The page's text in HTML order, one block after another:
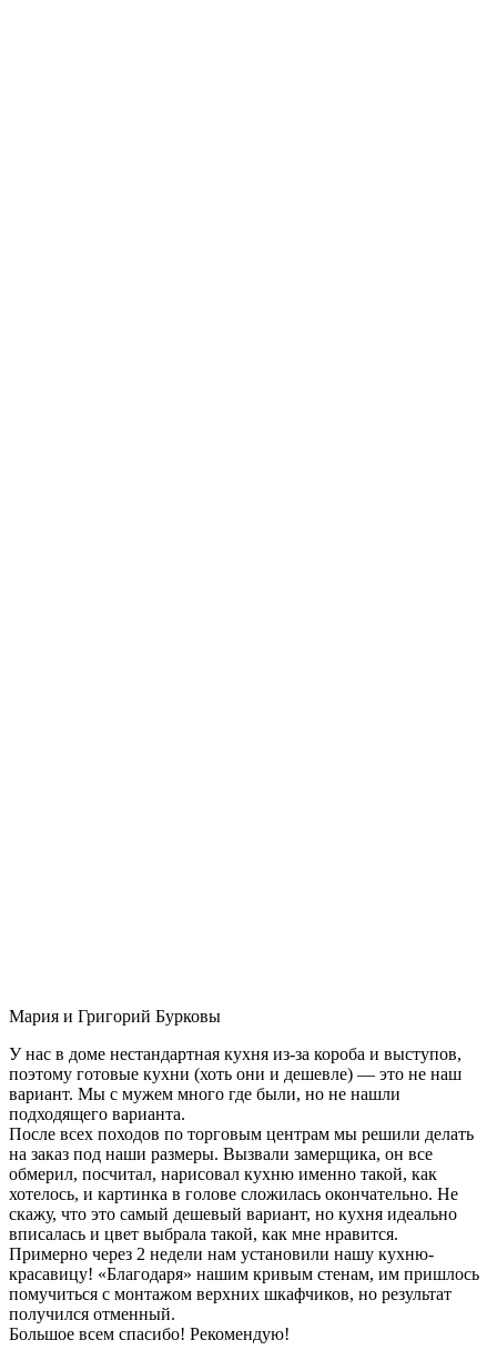
Мария и Григорий Бурковы
У нас в доме нестандартная кухня из-за короба и выступов,
поэтому готовые кухни (хоть они и дешевле) — это не наш
вариант. Мы с мужем много где были, но не нашли
подходящего варианта.
После всех походов по торговым центрам мы решили делать
на заказ под наши размеры. Вызвали замерщика, он все
обмерил, посчитал, нарисовал кухню именно такой, как
хотелось, и картинка в голове сложилась окончательно. Не
скажу, что это самый дешевый вариант, но кухня идеально
вписалась и цвет выбрала такой, как мне нравится.
Примерно через 2 недели нам установили нашу кухню-
красавицу! «Благодаря» нашим кривым стенам, им пришлось
помучиться с монтажом верхних шкафчиков, но результат
получился отменный.
Большое всем спасибо! Рекомендую!